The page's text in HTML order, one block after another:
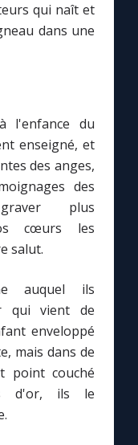
qui naît et
dans une
l'enfance du
enseigné, et
des anges,
des
plus
cœurs les
salut.
auquel ils
qui vient de
enveloppé
mais dans de
point couché
d'or, ils le